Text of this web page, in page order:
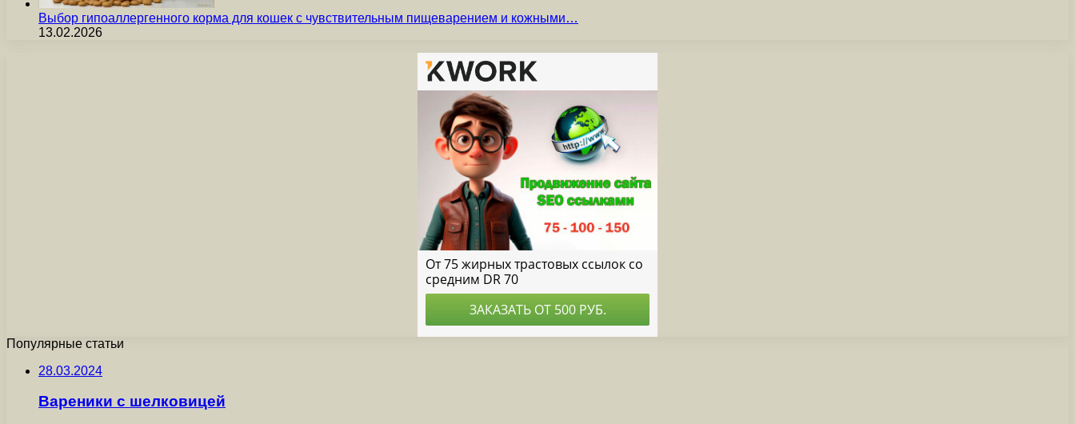
Выбор гипоаллергенного корма для кошек с чувствительным пищеварением и кожными…
13.02.2026
Популярные статьи
28.03.2024
Вареники с шелковицей